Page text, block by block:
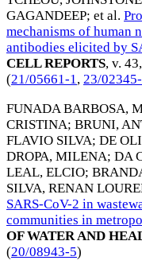
GAGANDEEP; et al.
mechanisms of human
antibodies elicited by
CELL REPORTS, v.
(21/05661-1, 23/
FUNADA BARBOSA,
CRISTINA; BRUNI,
FLAVIO SILVA; DE
DROPA, MILENA; DA
LEAL, ELCIO;
SILVA, RENAN
SARS-CoV-2 in
communities in
OF WATER AND
(20/08943-5)